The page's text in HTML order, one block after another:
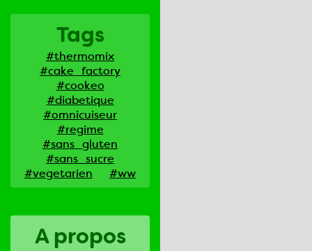
Tags
#thermomix
#cake_factory
#cookeo
#diabetique
#omnicuiseur
#regime
#sans_gluten
#sans_sucre
#vegetarien
#ww
A propos